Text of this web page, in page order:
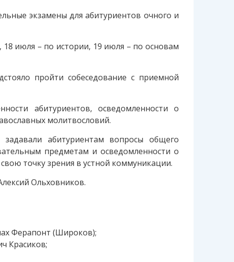
экзамены для абитуриентов очного и
июля – по истории, 19 июля – по основам
пройти собеседование с приемной
абитуриентов, осведомленности о
молитвословий.
абитуриентам вопросы общего
предметам и осведомленности о
точку зрения в устной коммуникации.
Ольховников.
Ферапонт (Широков);
Красиков;